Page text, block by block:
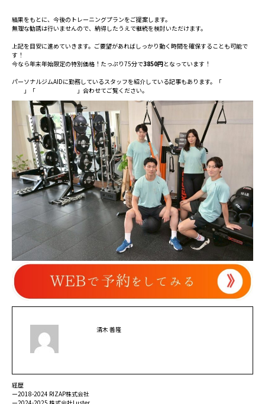
結果をもとに、今後のトレーニングプランをご提案します。
無理な勧誘は行いませんので、納得したうえで継続を検討いただけます。
上記を目安に進めていきます。ご要望があればしっかり動く時間を確保することも可能で
す！
今なら年末年始限定の特別価格！たっぷり75分で3850円となっています！
パーソナルジムAIDに勤務しているスタッフを紹介している記事もあります。「
」「 」合わせてご覧ください。
清木 善隆
経歴
ー2018-2024 RIZAP株式会社
ー2024-2025 株式会社Luster